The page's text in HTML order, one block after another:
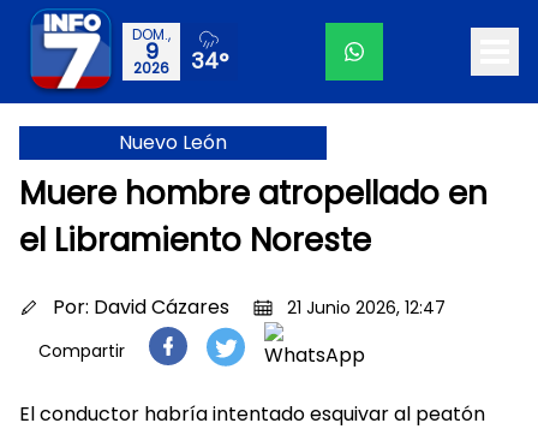
DOM.,
9
2026 34°
Nuevo León
Muere hombre atropellado en
el Libramiento Noreste
Por: David Cázares
21 Junio 2026, 12:47
Compartir
El conductor habría intentado esquivar al peatón